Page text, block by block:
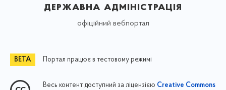
державна адміністрація
офіційний вебпортал
Портал працює в тестовому режимі
Весь контент доступний за ліцензією Creative Commons